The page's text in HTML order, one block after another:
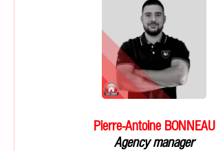
Pierre-Antoine BONNEAU
Agency manager